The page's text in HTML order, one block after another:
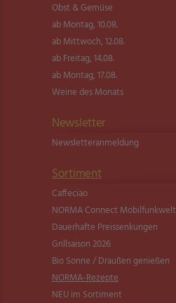
Obst & Gemüse
ab Montag, 10.08.
ab Mittwoch, 12.08.
ab Freitag, 14.08.
ab Montag, 17.08.
Weine des Monats
Newsletter
Newsletter­anmeldung
Sortiment
Caffeciao
NORMA Connect Mobilfunkwelt
Dauerhafte Preissenkungen
Grillsaison 2026
Bio Sonne / Draußen genießen
NORMA-Rezepte
NEU im Sortiment